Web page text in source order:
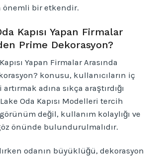
önemli bir etkendir.
Kapısı Yapan Firmalar
Prime Dekorasyon?
Yapan Firmalar Arasında
konusu, kullanıcıların iç
adına sıkça araştırdığı
Oda Kapısı Modelleri tercih
değil, kullanım kolaylığı ve
önünde bulundurulmalıdır.
odanın büyüklüğü, dekorasyon